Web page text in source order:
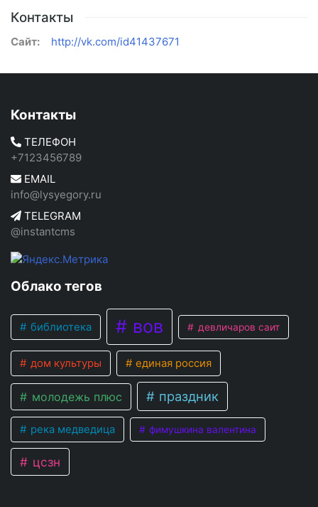
Контакты
Сайт: http://vk.com/id41437671
Контакты
ТЕЛЕФОН
+7123456789
EMAIL
info@lysyegory.ru
TELEGRAM
@instantcms
Облако тегов
библиотека вов девличаров саит
дом культуры единая россия
молодежь плюс праздник
река медведица фимушкина валентина
цсзн